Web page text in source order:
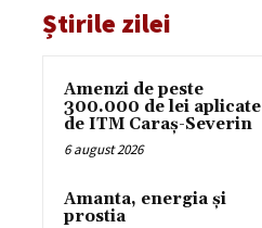
Știrile zilei
Amenzi de peste
300.000 de lei aplicate
de ITM Caraș-Severin
6 august 2026
Amanta, energia și
prostia